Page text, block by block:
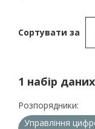
Сортувати за
1 набір
Розпорядники:
Управління